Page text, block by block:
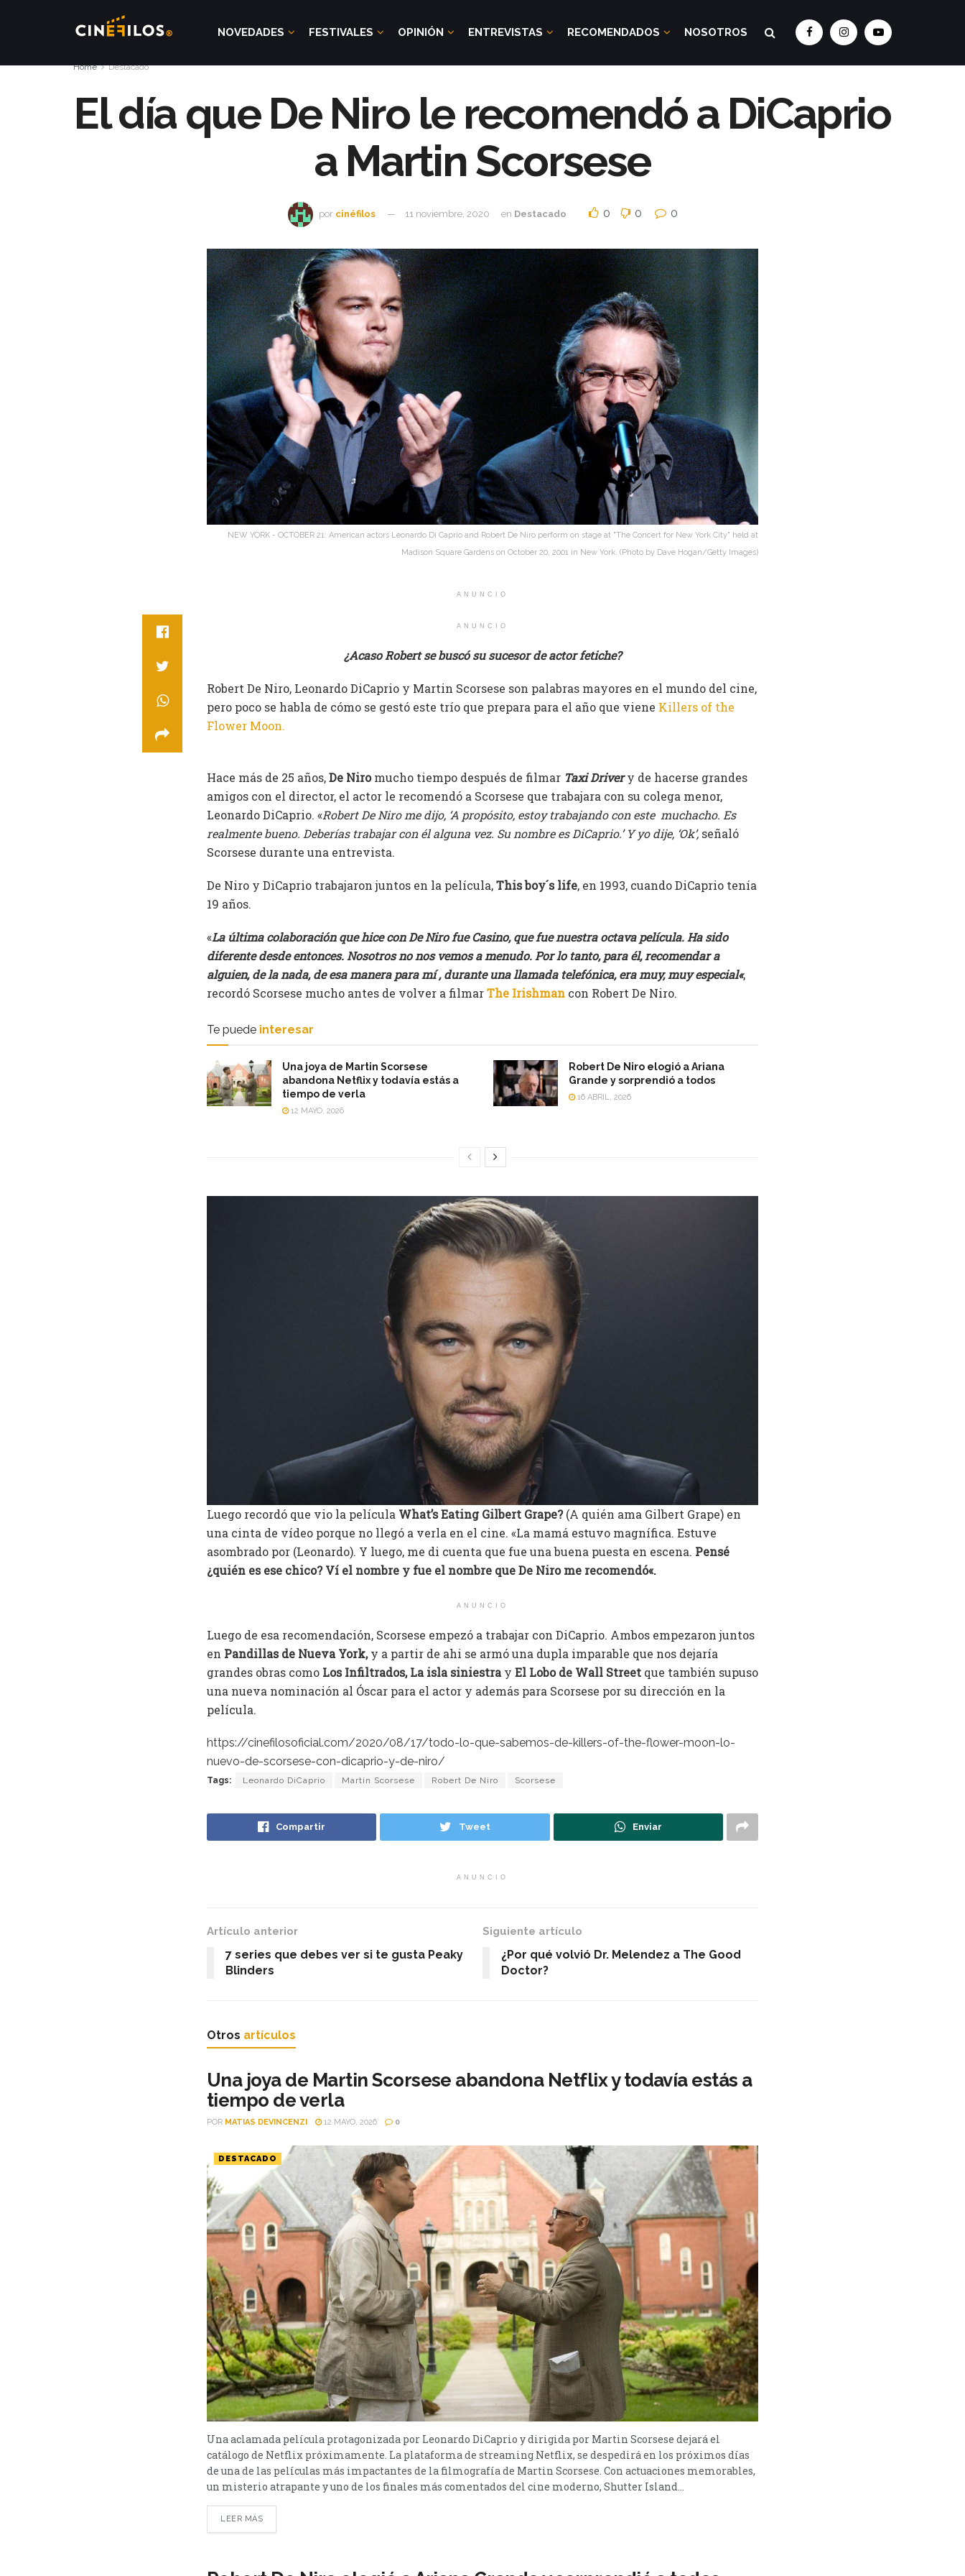
NOVEDADES FESTIVALES OPINIÓN ENTREVISTAS RECOMENDADOS NOSOTROS
Home Destacado
El día que De Niro le recomendó a DiCaprio
a Martin Scorsese
por cinéfilos 11 noviembre, 2020 en Destacado 0 0 0
NEW YORK - OCTOBER 21: American actors Leonardo Di Caprio and Robert De Niro perform on stage at "The Concert for New York City" held at
Madison Square Gardens on October 20, 2001 in New York. (Photo by Dave Hogan/Getty Images)
ANUNCIO
ANUNCIO
¿Acaso Robert se buscó su sucesor de actor fetiche?
Robert De Niro, Leonardo DiCaprio y Martin Scorsese son palabras mayores en el mundo del cine,
pero poco se habla de cómo se gestó este trío que prepara para el año que viene Killers of the
Flower Moon.
Hace más de 25 años,De Niromucho tiempo después de filmar Taxi Drivery de hacerse grandes
amigos con el director, el actor le recomendó a Scorsese que trabajara con su colega menor,
Leonardo DiCaprio. «Robert De Niro me dijo, ‘A propósito, estoy trabajando con este muchacho. Es
realmente bueno. Deberías trabajar con él alguna vez. Su nombre es DiCaprio.’ Y yo dije, ‘Ok’, señaló
Scorsese durante una entrevista.
De Niro y DiCaprio trabajaron juntos en la película,This boy´s life, en 1993, cuando DiCaprio tenía
19 años.
«La última colaboración que hice con De Niro fue Casino, que fue nuestra octava película. Ha sido
diferente desde entonces. Nosotros no nos vemos a menudo. Por lo tanto, para él, recomendar a
alguien, de la nada, de esa manera para mí , durante una llamada telefónica, era muy, muy especial«,
recordó Scorsese mucho antes de volver a filmarThe Irishman con Robert De Niro.
Te puede interesar
Una joya de Martin Scorsese
abandona Netflix y todavía estás a
tiempo de verla
12 MAYO, 2026
Robert De Niro elogió a Ariana
Grande y sorprendió a todos
16 ABRIL, 2026
Luego recordó que vio la película What’s Eating Gilbert Grape?(A quién ama Gilbert Grape) en
una cinta de vídeo porque no llegó a verla en el cine. «La mamá estuvo magnífica. Estuve
asombrado por (Leonardo). Y luego, me di cuenta que fue una buena puesta en escena. Pensé
¿quién es ese chico? Ví el nombre y fue el nombre que De Niro me recomendó«.
ANUNCIO
Luego de esa recomendación, Scorsese empezó a trabajar con DiCaprio. Ambos empezaron juntos
en Pandillas de Nueva York,y a partir de ahi se armó una dupla imparable que nos dejaría
grandes obras como Los Infiltrados, La isla siniestray El Lobo de Wall Street que también supuso
una nueva nominación al Óscar para el actor y además para Scorsese por su dirección en la
película.
https://cinefilosoficial.com/2020/08/17/todo-lo-que-sabemos-de-killers-of-the-flower-moon-lo-
nuevo-de-scorsese-con-dicaprio-y-de-niro/
Tags: Leonardo DiCaprio Martin Scorsese Robert De Niro Scorsese
Compartir Tweet Enviar
ANUNCIO
Artículo anterior
7 series que debes ver si te gusta Peaky
Blinders
Siguiente artículo
¿Por qué volvió Dr. Melendez a The Good
Doctor?
Otros artículos
Una joya de Martin Scorsese abandona Netflix y todavía estás a
tiempo de verla
POR MATIAS DEVINCENZI 12 MAYO, 2026 0
DESTACADO
Una aclamada película protagonizada por Leonardo DiCaprio y dirigida por Martin Scorsese dejará el
catálogo de Netflix próximamente. La plataforma de streaming Netflix, se despedirá en los próximos días
de una de las películas más impactantes de la filmografía de Martin Scorsese. Con actuaciones memorables,
un misterio atrapante y uno de los finales más comentados del cine moderno, Shutter Island...
LEER MÁS